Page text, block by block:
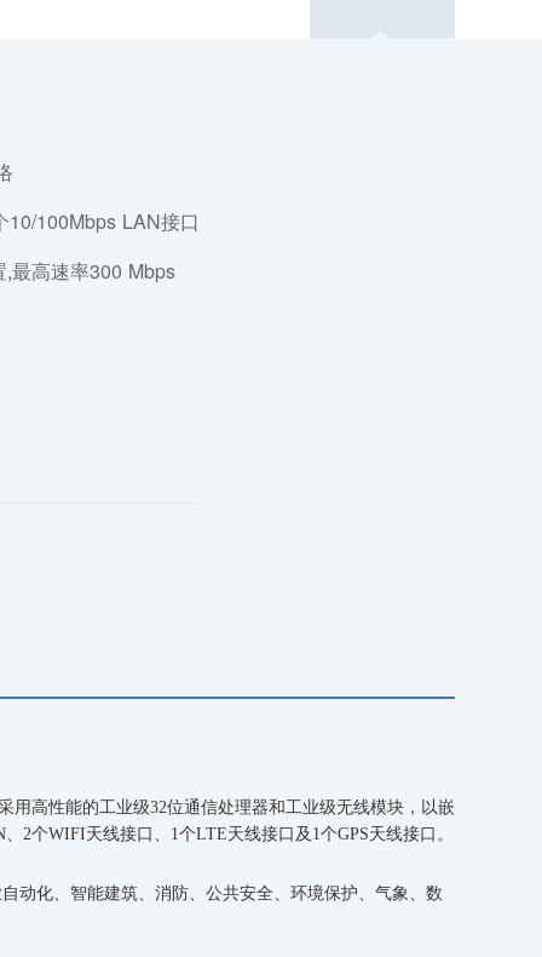
100Mbps LAN接口
最高速率300 Mbps
用高性能的工业级32位通信处理器和工业级无线模块，以嵌
、2个WIFI天线接口、1个LTE天线接口及 1个GPS天线接口。
动化、 智能建筑、 消防、 公共安全、 环境保护、 气象、 数